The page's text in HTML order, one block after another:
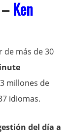
Ken
de más de 30
millones de
idiomas.
del día a